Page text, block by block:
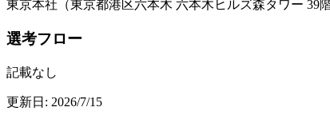
東京本社（東京都港区六本木 六本木ヒルズ森タワー 39階
選考フロー
記載なし
更新日: 2026/7/15